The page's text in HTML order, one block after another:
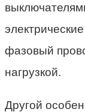
фазовый
нагрузкой.
Другой